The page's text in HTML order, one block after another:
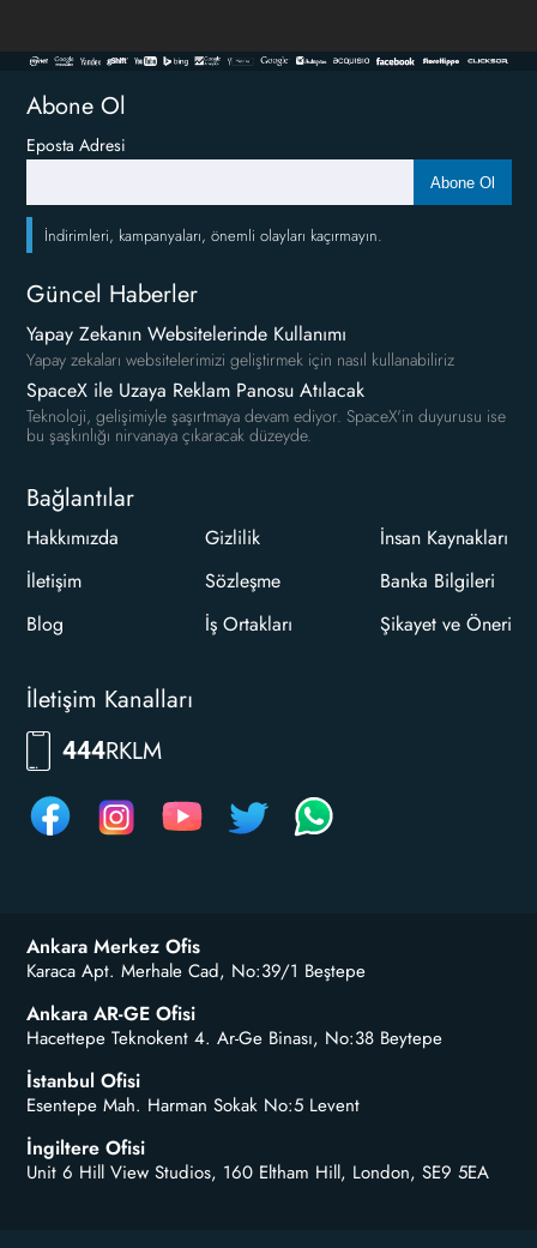
Abone Ol
Eposta Adresi
Abone Ol
İndirimleri, kampanyaları, önemli olayları kaçırmayın.
Güncel Haberler
Yapay Zekanın Websitelerinde Kullanımı
Yapay zekaları websitelerimizi geliştirmek için nasıl kullanabiliriz
SpaceX ile Uzaya Reklam Panosu Atılacak
Teknoloji, gelişimiyle şaşırtmaya devam ediyor. SpaceX'in duyurusu ise
bu şaşkınlığı nirvanaya çıkaracak düzeyde.
Bağlantılar
Hakkımızda
İletişim
Blog
Gizlilik
Sözleşme
İş Ortakları
İnsan Kaynakları
Banka Bilgileri
Şikayet ve Öneri
İletişim Kanalları
444RKLM
Ankara Merkez Ofis
Karaca Apt. Merhale Cad, No:39/1 Beştepe
Ankara AR-GE Ofisi
Hacettepe Teknokent 4. Ar-Ge Binası, No:38 Beytepe
İstanbul Ofisi
Esentepe Mah. Harman Sokak No:5 Levent
İngiltere Ofisi
Unit 6 Hill View Studios, 160 Eltham Hill, London, SE9 5EA